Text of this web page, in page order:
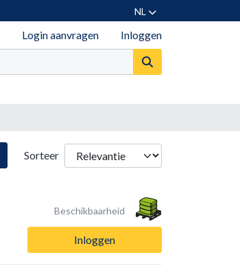
NL
Login aanvragen Inloggen
Sorteer
Beschikbaarheid
Inloggen